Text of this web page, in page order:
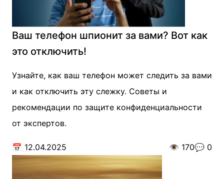
Ваш телефон шпионит за вами? Вот как
это отключить!
Узнайте, как ваш телефон может следить за вами
и как отключить эту слежку. Советы и
рекомендации по защите конфиденциальности
от экспертов.
📅 12.04.2025 👁️ 170💬 0